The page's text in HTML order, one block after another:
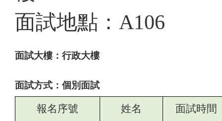
面試地點： A106
面試大樓：行政大樓
面試方式：個別面試
報名序號 姓名 面試時間